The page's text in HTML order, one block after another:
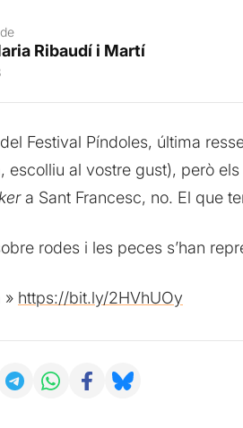
Ribaudí i Martí
Festival Píndoles, última
escolliu al vostre gust), però
a Sant Francesc, no. El que
rodes i les peces s’han
» https://bit.ly/2HVhUOy